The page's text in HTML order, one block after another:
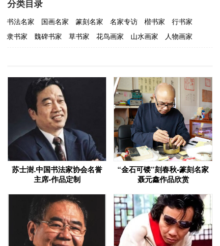
分类目录
书法名家 国画名家 篆刻名家 名家专访 楷书家
行书家
隶书家
魏碑书家 草书家 花鸟画家 山水画家 人物画家
苏士澍.中国书法家协会名誉
主席-作品定制
“金石可镂”刻春秋-篆刻名家
聂元鑫作品欣赏